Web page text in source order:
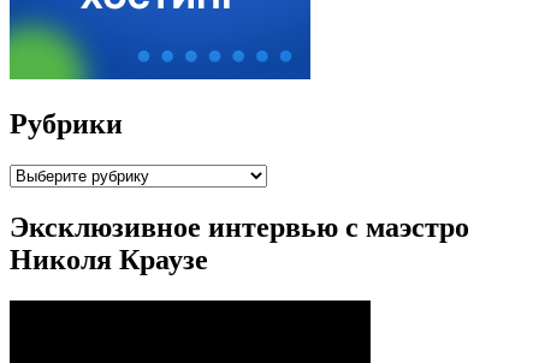
Рубрики
Рубрики
Эксклюзивное интервью с маэстро
Николя Краузе